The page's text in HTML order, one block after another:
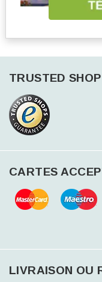
TRUSTED SHOP
CARTES
LIVRAISON OU